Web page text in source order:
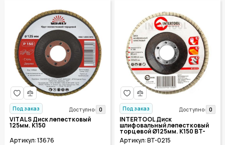
Под заказ Доступно: 0
VITALS Диск лепестковый
125мм. К150
Артикул: 13676
Под заказ Доступно: 0
INTERTOOL Диск
шлифовальный лепестковый
торцевой Ø125мм. К150 BT-
0215
Артикул: BT-0215